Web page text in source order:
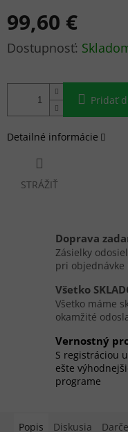
99,60 €
Jednotková
Pridať
Detailné informácie
STRÁŽIŤ
Doprava
Zásielky
pri objednávke
Všetko
Všetko máme
okamžité
Vernostný
S registráciou
ešte
programe
Popis Diskusia